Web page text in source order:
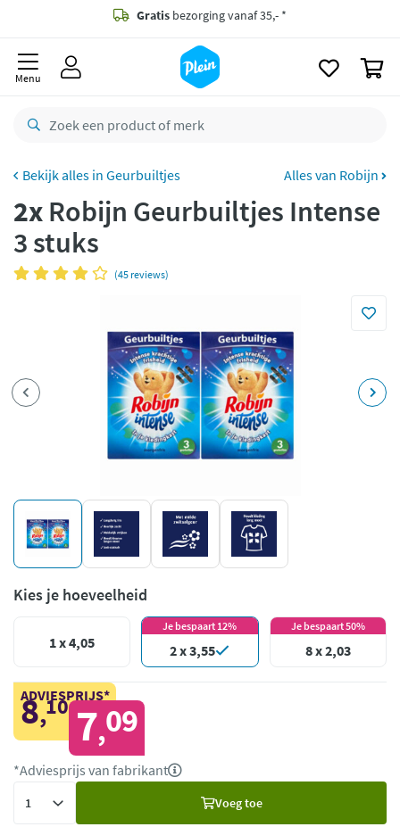
Gratis bezorging vanaf 35,- *
besteld,maandag
retourneren
CO2 neutraal
Betaal met Klarna
Menu
Geurbuiltjes Alles van Robijn
2x Robijn Geurbuiltjes Intense
3 stuks
(45 reviews)
Kies je hoeveelheid
1 x 4,05
Je bespaart 12%
2 x 3,55
Je bespaart 50%
8 x 2,03
ADVIESPRIJS*
8,10 7,09
*Adviesprijs van fabrikant
Voeg toe